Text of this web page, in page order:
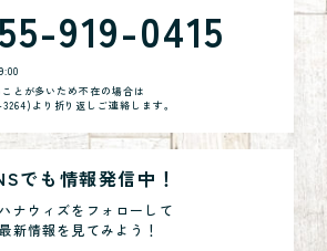
919-0415
とが多いため不在の場合は
)より折り返しご連絡します。
でも情報発信中！
ナウィズをフォローして
最新情報を見てみよう！